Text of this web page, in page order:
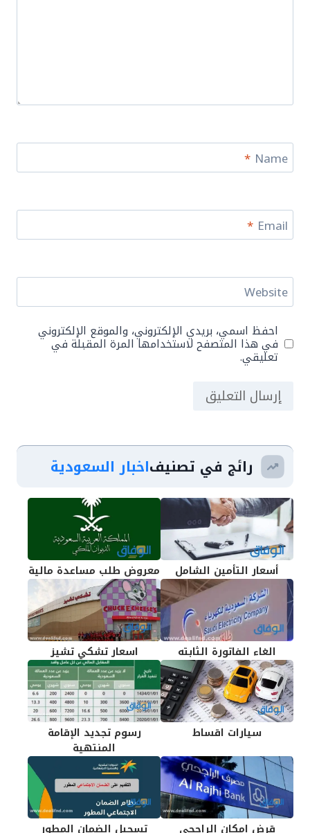
Name
*
Email
*
Website
احفظ اسمي، بريدي الإلكتروني، والموقع الإلكتروني
في هذا المتصفح لاستخدامها المرة المقبلة في
تعليقي.
رائج في تصنيفاخبار السعودية
أسعار التأمين الشامل معروض طلب مساعدة مالية
الغاء الفاتورة الثابته اسعار تشكي تشيز
سيارات اقساط
رسوم تجديد الإقامة
المنتهية
قرض إمكان الراجحي تسجيل الضمان المطور